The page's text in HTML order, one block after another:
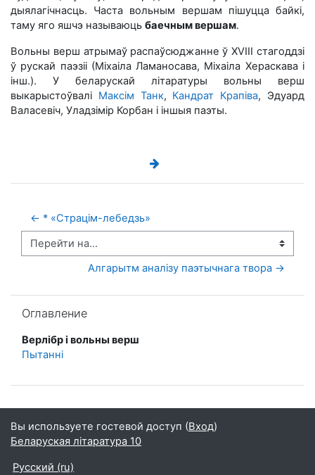
дыялагічнасць. Часта вольным вершам пішуцца байкі,
таму яго яшчэ называюць баечным вершам.
Вольны верш атрымаў распаўсюджанне ў ХVІІІ стагоддзі
ў рускай паэзіі (Міхаіла Ламаносава, Міхаіла Хераскава і
інш.). У беларускай літаратуры вольны верш
выкарыстоўвалі Максім Танк, Кандрат Крапіва, Эдуард
Валасевіч, Уладзімір Корбан і іншыя паэты.
← * «Страцім-лебедзь»
Перейти на...
Алгарытм аналізу паэтычнага твора →
Оглавление
Верлібр і вольны верш
Пытанні
Вы используете гостевой доступ (Вход)
Беларуская літаратура 10
Русский ‎(ru)‎